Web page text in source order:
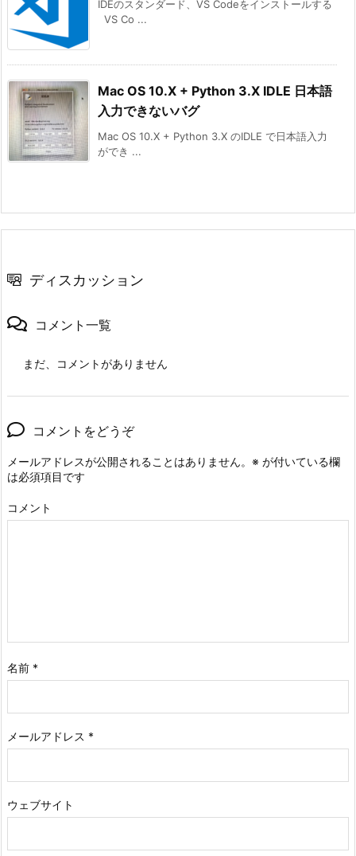
IDEのスタンダード、VS Codeをインストールする
VS Co ...
Mac OS 10.X + Python 3.X IDLE 日本語
入力できないバグ
Mac OS 10.X + Python 3.X のIDLE で日本語入力
ができ ...
ディスカッション
コメント一覧
まだ、コメントがありません
コメントをどうぞ
メールアドレスが公開されることはありません。 ※ が付いている欄
は必須項目です
コメント
名前 *
メールアドレス *
ウェブサイト